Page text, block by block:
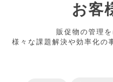
お客
販促物の管理
様々な課題解決や効率化の